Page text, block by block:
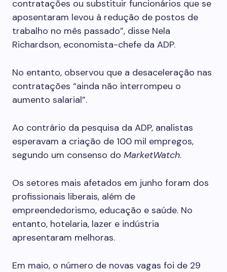
contratações ou substituir funcionários que se
aposentaram levou à redução de postos de
trabalho no mês passado”, disse Nela
Richardson, economista-chefe da ADP.
No entanto, observou que a desaceleração nas
contratações “ainda não interrompeu o
aumento salarial”.
Ao contrário da pesquisa da ADP, analistas
esperavam a criação de 100 mil empregos,
segundo um consenso do MarketWatch.
Os setores mais afetados em junho foram dos
profissionais liberais, além de
empreendedorismo, educação e saúde. No
entanto, hotelaria, lazer e indústria
apresentaram melhoras.
Em maio, o número de novas vagas foi de 29